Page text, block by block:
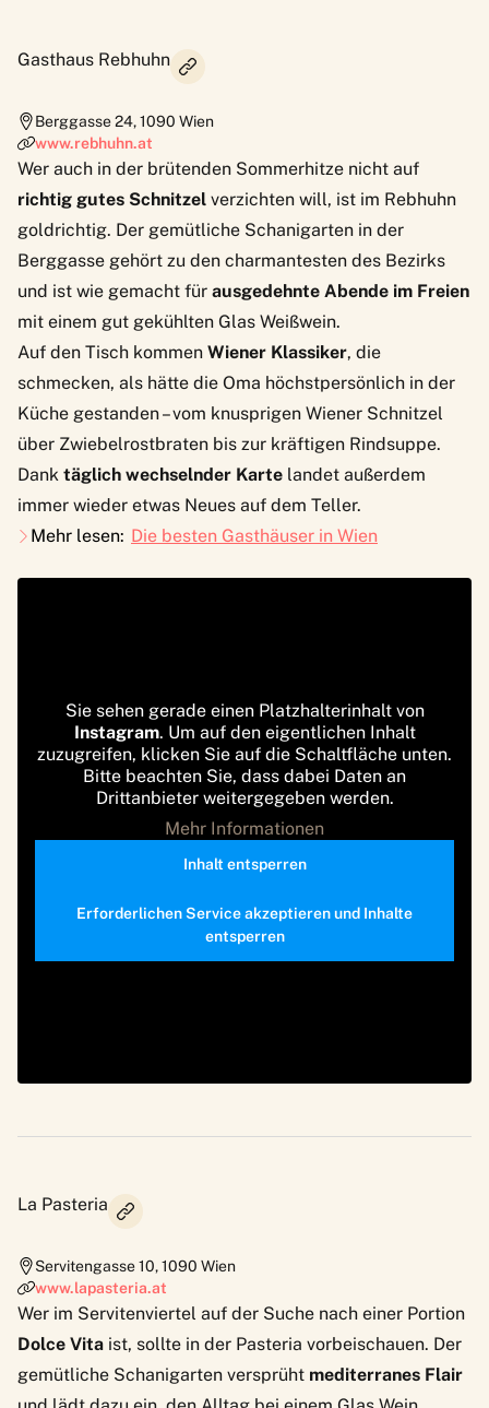
Gasthaus Rebhuhn
Berggasse 24,1090 Wien
www.rebhuhn.at
Wer auch in der brütenden Sommerhitze nicht auf
richtig gutes Schnitzel verzichten will, ist im Rebhuhn
goldrichtig. Der gemütliche Schanigarten in der
Berggasse gehört zu den charmantesten des Bezirks
und ist wie gemacht für ausgedehnte Abende im Freien
mit einem gut gekühlten Glas Weißwein.
Auf den Tisch kommen Wiener Klassiker, die
schmecken, als hätte die Oma höchstpersönlich in der
Küche gestanden – vom knusprigen Wiener Schnitzel
über Zwiebelrostbraten bis zur kräftigen Rindsuppe.
Dank täglich wechselnder Karte landet außerdem
immer wieder etwas Neues auf dem Teller.
Mehr lesen: Die besten Gasthäuser in Wien
Sie sehen gerade einen Platzhalterinhalt von
Instagram. Um auf den eigentlichen Inhalt
zuzugreifen, klicken Sie auf die Schaltfläche unten.
Bitte beachten Sie, dass dabei Daten an
Drittanbieter weitergegeben werden.
Mehr Informationen
Inhalt entsperren
Erforderlichen Service akzeptieren und Inhalte
entsperren
La Pasteria
Servitengasse 10,1090 Wien
www.lapasteria.at
Wer im Servitenviertel auf der Suche nach einer Portion
Dolce Vita ist, sollte in der Pasteria vorbeischauen. Der
gemütliche Schanigarten versprüht mediterranes Flair